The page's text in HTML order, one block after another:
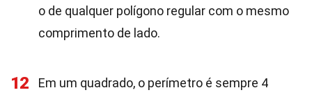
o de qualquer polígono regular com o mesmo
comprimento de lado.
12
Em um quadrado, o perímetro é sempre 4